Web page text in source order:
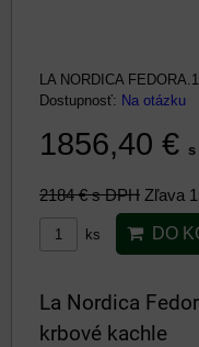
LA NORDICA
Dostupnosť: Na otázku
1856,40 € s
2184 €s DPH Zľava
ks DO
La Nordica
krbové kachle